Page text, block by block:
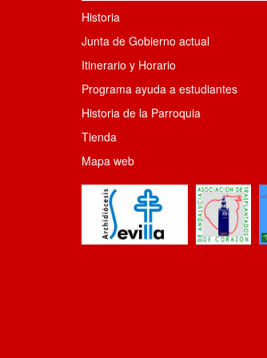
Historia
Junta de Gobierno actual
Itinerario y Horario
Programa ayuda a estudiantes
Historia de la Parroquia
Tienda
Mapa web